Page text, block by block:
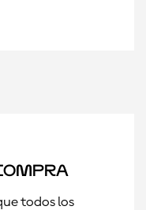
todos los